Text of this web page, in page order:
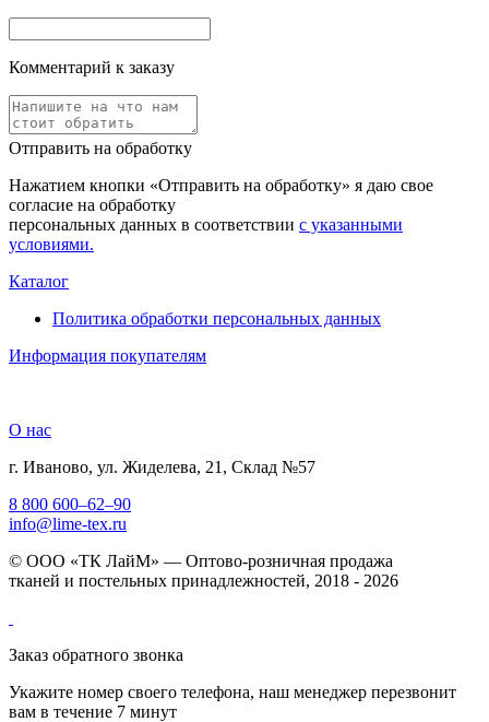
Комментарий к заказу
Отправить на обработку
Нажатием кнопки «Отправить на обработку» я даю свое
согласие на обработку
персональных данных в соответствии с указанными
условиями.
Каталог
Политика обработки персональных данных
Информация покупателям
О нас
г. Иваново, ул. Жиделева, 21, Склад №57
8 800 600–62–90
info@lime-tex.ru
© ООО «ТК ЛайМ» — Оптово-розничная продажа
тканей и постельных принадлежностей, 2018 - 2026
Заказ обратного звонка
Укажите номер своего телефона, наш менеджер перезвонит
вам в течение 7 минут